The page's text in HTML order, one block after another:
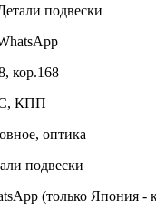
подвески
кор.168
КПП
оптика
подвески
(только Япония -